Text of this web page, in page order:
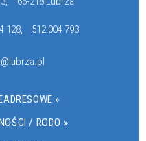
128, 512 004 793
»
/ RODO »